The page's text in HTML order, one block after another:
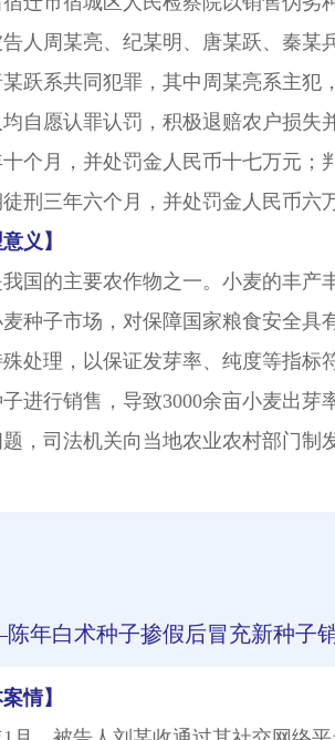
人周某亮、纪某明、唐某跃、秦
跃系共同犯罪，其中周某亮系主
自愿认罪认罚，积极退赔农户损失
个月，并处罚金人民币十七万元；
刑三年六个月，并处罚金人民币
义】
国的主要农作物之一。小麦的丰产
种子市场，对保障国家粮食安全
处理，以保证发芽率、纯度等指标
进行销售，导致3000余亩小麦出
，司法机关向当地农业农村部门制
年白术种子掺假后冒充新种子
情】